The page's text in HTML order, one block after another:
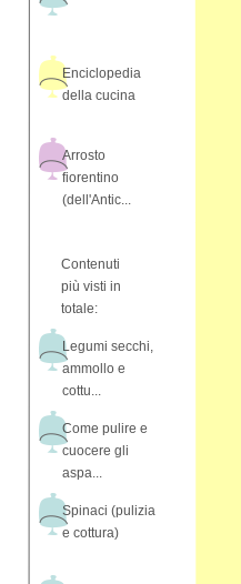
Enciclopedia
della cucina
Arrosto
fiorentino
(dell'Antic...
Contenuti
più visti in
totale:
Legumi secchi,
ammollo e
cottu...
Come pulire e
cuocere gli
aspa...
Spinaci (pulizia
e cottura)